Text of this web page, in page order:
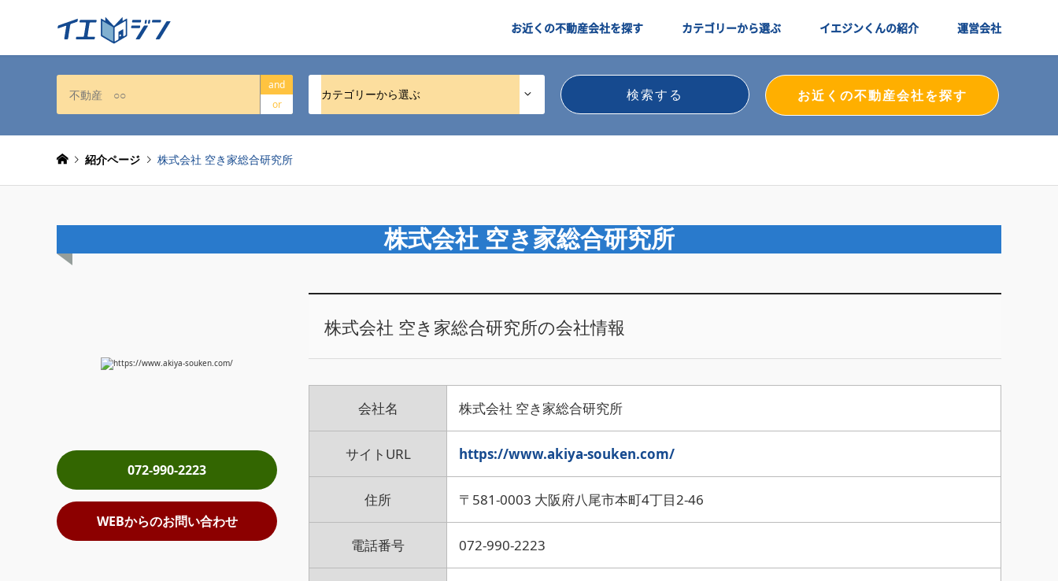
お近くの不動産会社を探す カテゴリーから選ぶ イエジンくんの紹介 運営会社
and
or
カテゴリーから選ぶ お近くの不動産会社を探す
紹介ページ 株式会社 空き家総合研究所
株式会社 空き家総合研究所
072-990-2223
WEBからのお問い合わせ
株式会社 空き家総合研究所の会社情報
会社名 株式会社 空き家総合研究所
サイトURL https://www.akiya-souken.com/
住所 〒581-0003 大阪府八尾市本町4丁目2-46
電話番号 072-990-2223